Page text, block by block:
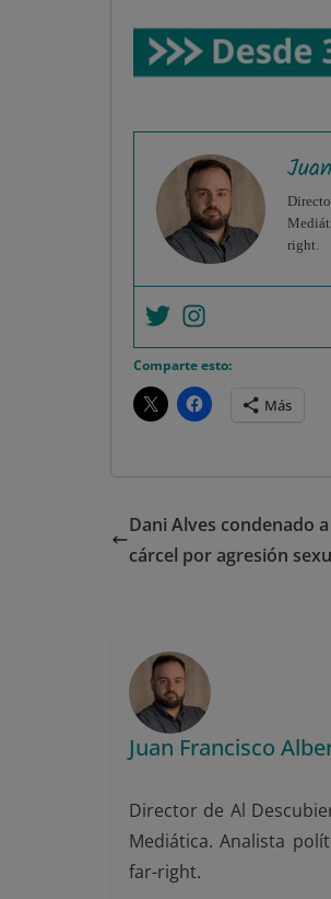
right.
Comparte esto:
Más
Dani Alves condenado
cárcel por agresión
Juan Francisco
Director de Al
Mediática. Analista
far-right.